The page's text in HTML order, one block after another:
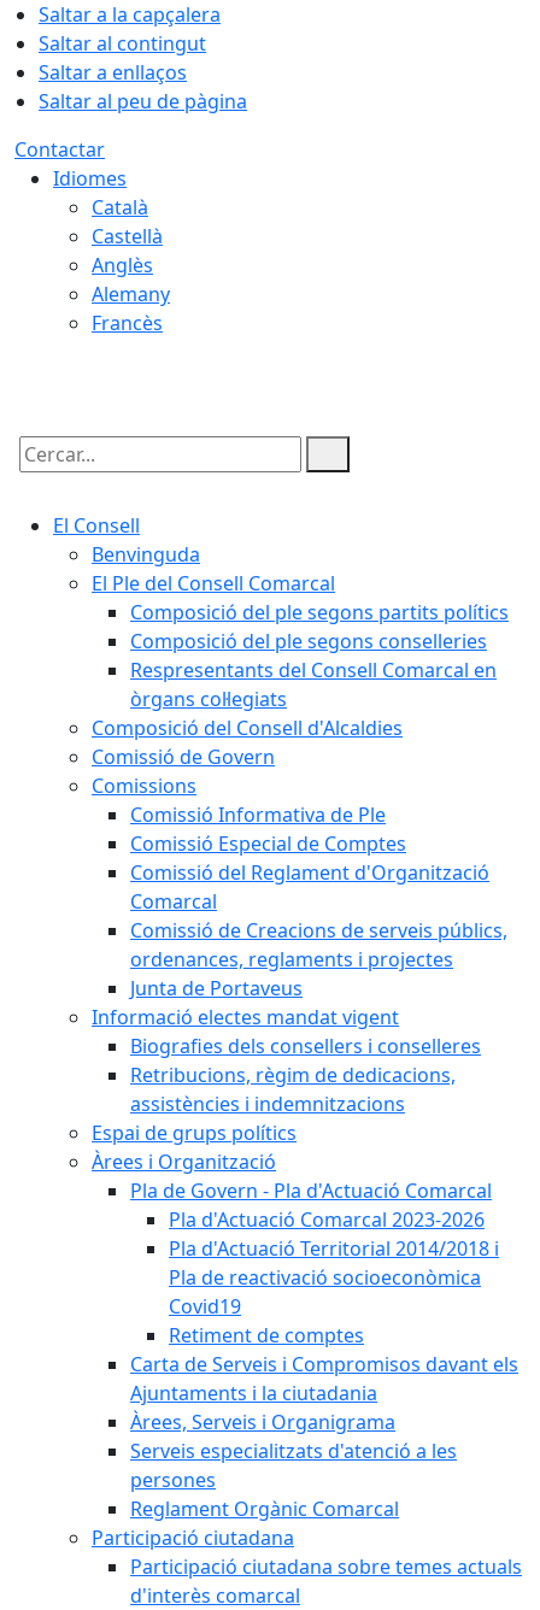
Saltar a la capçalera
Saltar al contingut
Saltar a enllaços
Saltar al peu de pàgina
Contactar
Idiomes
Català
Castellà
Anglès
Alemany
Francès
Cercar:
El Consell
Benvinguda
El Ple del Consell Comarcal
Composició del ple segons partits polítics
Composició del ple segons conselleries
Respresentants del Consell Comarcal en
òrgans col·legiats
Composició del Consell d'Alcaldies
Comissió de Govern
Comissions
Comissió Informativa de Ple
Comissió Especial de Comptes
Comissió del Reglament d'Organització
Comarcal
Comissió de Creacions de serveis públics,
ordenances, reglaments i projectes
Junta de Portaveus
Informació electes mandat vigent
Biografies dels consellers i conselleres
Retribucions, règim de dedicacions,
assistències i indemnitzacions
Espai de grups polítics
Àrees i Organització
Pla de Govern - Pla d'Actuació Comarcal
Pla d'Actuació Comarcal 2023-2026
Pla d'Actuació Territorial 2014/2018 i
Pla de reactivació socioeconòmica
Covid19
Retiment de comptes
Carta de Serveis i Compromisos davant els
Ajuntaments i la ciutadania
Àrees, Serveis i Organigrama
Serveis especialitzats d'atenció a les
persones
Reglament Orgànic Comarcal
Participació ciutadana
Participació ciutadana sobre temes actuals
d'interès comarcal